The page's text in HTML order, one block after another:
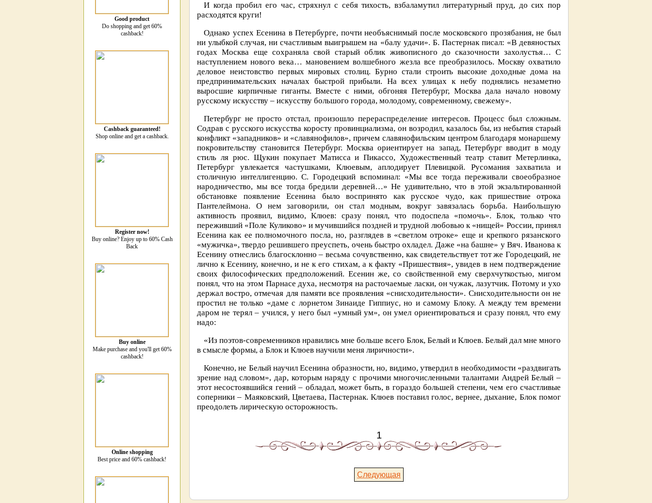
И когда пробил его час, стряхнул с себя тихость, взбаламутил литературный пруд, до сих пор
расходятся круги!
Однако успех Есенина в Петербурге, почти необъяснимый после московского прозябания, не был
ни улыбкой случая, ни счастливым выигрышем на «балу удачи». Б. Пастернак писал: «В девяностых
годах Москва еще сохраняла свой старый облик живописного до сказочности захолустья… С
наступлением нового века… мановением волшебного жезла все преобразилось. Москву охватило
деловое неистовство первых мировых столиц. Бурно стали строить высокие доходные дома на
предпринимательских началах быстрой прибыли. На всех улицах к небу поднялись незаметно
выросшие кирпичные гиганты. Вместе с ними, обгоняя Петербург, Москва дала начало новому
русскому искусству – искусству большого города, молодому, современному, свежему».
Петербург не просто отстал, произошло перераспределение интересов. Процесс был сложным.
Содрав с русского искусства коросту провинциализма, он возродил, казалось бы, из небытия старый
конфликт «западников» и «славянофилов», причем славянофильским центром благодаря монаршему
покровительству становится Петербург. Москва ориентирует на запад, Петербург вводит в моду
стиль ля рюс. Щукин покупает Матисса и Пикассо, Художественный театр ставит Метерлинка,
Петербург увлекается частушками, Клюевым, аплодирует Плевицкой. Русомания захватила и
столичную интеллигенцию. С. Городецкий вспоминал: «Мы все тогда переживали своеобразное
народничество, мы все тогда бредили деревней…» Не удивительно, что в этой экзальтированной
обстановке появление Есенина было воспринято как русское чудо, как пришествие отрока
Пантелеймона. О нем заговорили, он стал модным, вокруг завязалась борьба. Наибольшую
активность проявил, видимо, Клюев: сразу понял, что подоспела «помочь». Блок, только что
переживший «Поле Куликово» и мучившийся поздней и трудной любовью к «нищей» России, принял
Есенина как ее полномочного посла, но, разглядев в «светлом отроке» еще и крепкого рязанского
«мужичка», твердо решившего преуспеть, очень быстро охладел. Даже «на башне» у Вяч. Иванова к
Есенину отнеслись благосклонно – весьма сочувственно, как свидетельствует тот же Городецкий, не
лично к Есенину, конечно, и не к его стихам, а к факту «Пришествия», увидев в нем подтверждение
своих философических предположений. Есенин же, со свойственной ему сверхчуткостью, мигом
понял, что на этом Парнасе духа, несмотря на расточаемые ласки, он чужак, лазутчик. Потому и ухо
держал востро, отмечая для памяти все проявления «снисходительности». Снисходительности он не
простил не только «даме с лорнетом Зинаиде Гиппиус, но и самому Блоку. А между тем времени
даром не терял – учился, у него был «умный ум», он умел ориентироваться и сразу понял, что ему
надо:
«Из поэтов-современников нравились мне больше всего Блок, Белый и Клюев. Белый дал мне много
в смысле формы, а Блок и Клюев научили меня лиричности».
Конечно, не Белый научил Есенина образности, но, видимо, утвердил в необходимости «раздвигать
зрение над словом», дар, которым наряду с прочими многочисленными талантами Андрей Белый –
этот несостоявшийся гений – обладал, может быть, в гораздо большей степени, чем его счастливые
соперники – Маяковский, Цветаева, Пастернак. Клюев поставил голос, вернее, дыхание, Блок помог
преодолеть лирическую осторожность.
1
Следующая
Good product
Do shopping and get 60%
cashback!
Cashback guaranteed!
Shop online and get a cashback.
Register now!
Buy online? Enjoy up to 60% Cash
Back
Buy online
Make purchase and you'll get 60%
cashback!
Online shopping
Best price and 60% cashback!